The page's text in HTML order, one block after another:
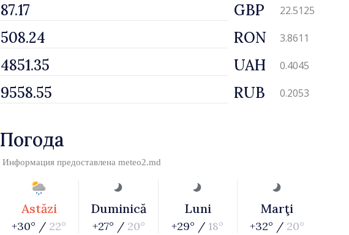
GBP 22.5125
RON 3.8611
UAH 0.4045
RUB 0.2053
Погода
Информация предоставлена meteo2.md
Astăzi
+30° / 22°
Duminică
+27° / 20°
Luni
+29° / 18°
Marţi
+32° / 20°